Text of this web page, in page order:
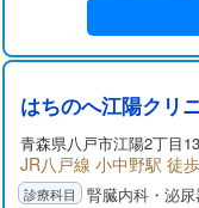
はちのへ江陽クリ
青森県八戸市江陽2丁目
JR八戸線 小中野駅 徒
腎臓内科・泌